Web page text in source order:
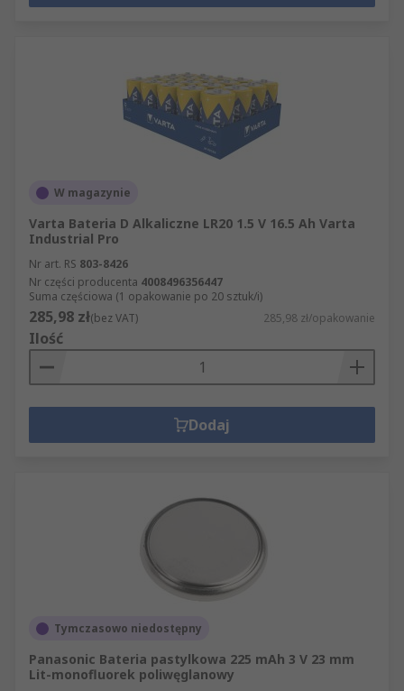
W magazynie
Varta Bateria D Alkaliczne LR20 1.5 V 16.5 Ah Varta
Industrial Pro
Nr art. RS 803-8426
Nr części producenta 4008496356447
Suma częściowa (1 opakowanie po 20 sztuk/i)
285,98 zł(bez VAT) 285,98 zł/opakowanie
Ilość
Dodaj
Tymczasowo niedostępny
Panasonic Bateria pastylkowa 225 mAh 3 V 23 mm
Lit-monofluorek poliwęglanowy